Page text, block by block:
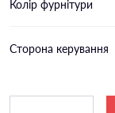
Колір фурнітури
Сторона керування